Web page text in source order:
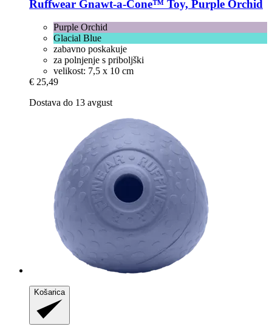
Ruffwear Gnawt-​a-​Cone™ Toy, Purple Orchid
Purple Orchid
Glacial Blue
zabavno poskakuje
za polnjenje s priboljški
velikost: 7,5 x 10 cm
€ 25,49
Dostava do 13 avgust
Košarica